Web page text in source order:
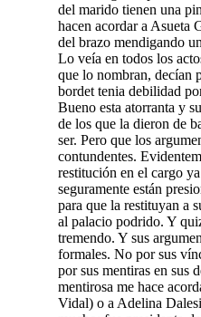
del marido tienen una
hacen acordar a Asueta
del brazo mendigando
Lo veía en todos los
que lo nombran, decían
bordet tenia debilidad
Bueno esta atorranta y
de los que la dieron de
ser. Pero que los
contundentes.
restitución en el cargo
seguramente están
para que la restituyan a
al palacio podrido. Y
tremendo. Y sus
formales. No por sus
por sus mentiras en sus
mentirosa me hace
Vidal) o a Adelina